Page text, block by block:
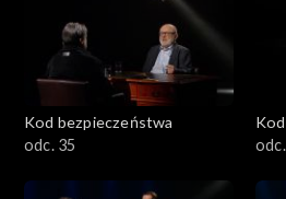
Kod bezpieczeństwa
odc. 35